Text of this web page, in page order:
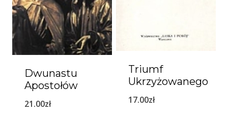
Dwunastu
Apostołów
21.00zł
Triumf
Ukrzyżowanego
17.00zł